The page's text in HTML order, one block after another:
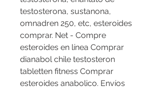
testosterona, sustanona,
omnadren 250, etc, esteroides
comprar. Net - Compre
esteroides en línea Comprar
dianabol chile testosteron
tabletten fitness Comprar
esteroides anabolico. Envíos